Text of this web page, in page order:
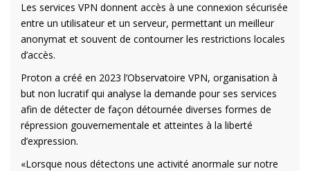
Les services VPN donnent accès à une connexion sécurisée
entre un utilisateur et un serveur, permettant un meilleur
anonymat et souvent de contourner les restrictions locales
d’accès.
Proton a créé en 2023 l’Observatoire VPN, organisation à
but non lucratif qui analyse la demande pour ses services
afin de détecter de façon détournée diverses formes de
répression gouvernementale et atteintes à la liberté
d’expression.
«Lorsque nous détectons une activité anormale sur notre